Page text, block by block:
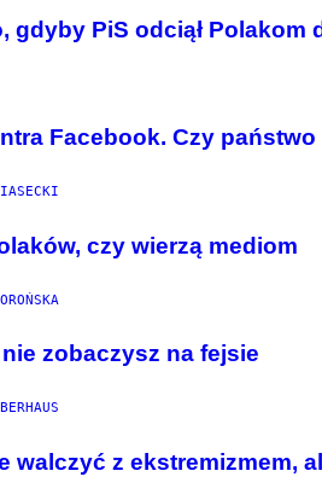
gdyby PiS odciął Polakom
Facebook. Czy
czy wierzą mediom
zobaczysz na fejsie
walczyć z ekstremizmem,